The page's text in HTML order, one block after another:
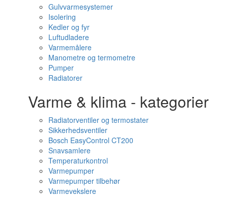
Gulvvarmesystemer
Isolering
Kedler og fyr
Luftudladere
Varmemålere
Manometre og termometre
Pumper
Radiatorer
Varme & klima - kategorier
Radiatorventiler og termostater
Sikkerhedsventiler
Bosch EasyControl CT200
Snavsamlere
Temperaturkontrol
Varmepumper
Varmepumper tilbehør
Varmevekslere